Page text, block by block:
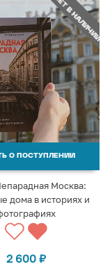
НЕТ В НАЛИЧИИ
О ПОСТУПЛЕНИИ
Москва:
дома в историях и
2 600 ₽